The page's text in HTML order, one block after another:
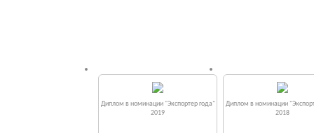
Диплом в номинации "Экспортер года"
2019
Диплом в номинации
2018